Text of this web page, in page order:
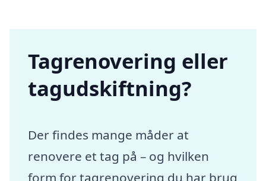
Tagrenovering eller
tagudskiftning?
Der findes mange måder at
renovere et tag på – og hvilken
form for tagrenovering du har brug